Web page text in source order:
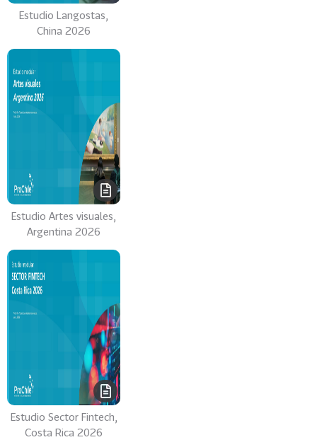
Estudio Langostas,
China 2026
Estudio Artes visuales,
Argentina 2026
Estudio Sector Fintech,
Costa Rica 2026